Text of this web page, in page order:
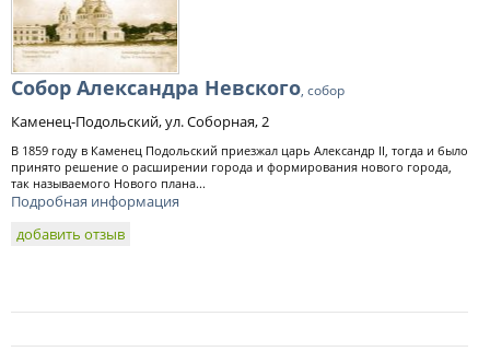
Собор Александра Невского, собор
Каменец-Подольский, ул. Соборная, 2
В 1859 году в Каменец Подольский приезжал царь Александр II, тогда и было
принято решение о расширении города и формирования нового города,
так называемого Нового плана...
Подробная информация
добавить отзыв